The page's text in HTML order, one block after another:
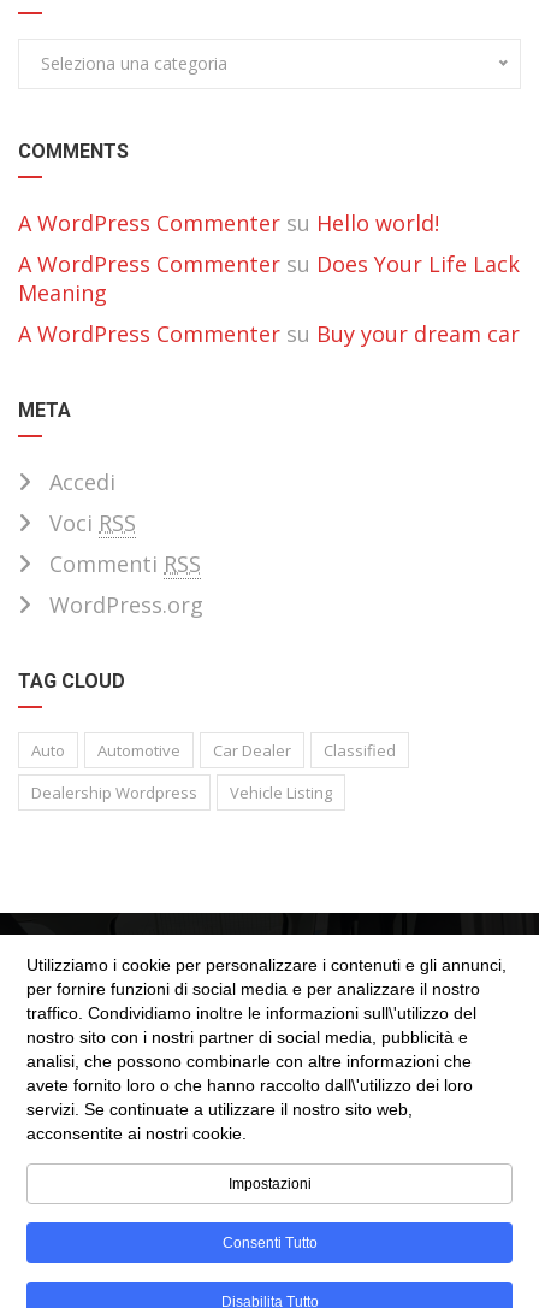
Seleziona una categoria
COMMENTS
A WordPress Commenter su Hello world!
A WordPress Commenter su Does Your Life Lack
Meaning
A WordPress Commenter su Buy your dream car
META
Accedi
Voci RSS
Commenti RSS
WordPress.org
TAG CLOUD
Auto Automotive Car Dealer
Classified
Dealership Wordpress
Vehicle Listing
SEZIONE LEGALE
Cookie Policy
Privacy Policy
©Copyright 2025Automobili Web
Utilizziamo i cookie per personalizzare i contenuti e gli annunci,
per fornire funzioni di social media e per analizzare il nostro
traffico. Condividiamo inoltre le informazioni sull\'utilizzo del
nostro sito con i nostri partner di social media, pubblicità e
analisi, che possono combinarle con altre informazioni che
avete fornito loro o che hanno raccolto dall\'utilizzo dei loro
servizi. Se continuate a utilizzare il nostro sito web,
acconsentite ai nostri cookie.
Impostazioni
Consenti Tutto
Disabilita Tutto